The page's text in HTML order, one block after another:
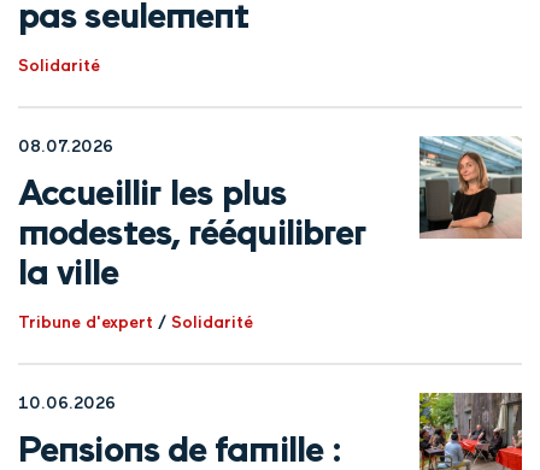
pas seulement
Solidarité
08.07.2026
Accueillir les plus
modestes, rééquilibrer
la ville
Tribune d'expert / Solidarité
10.06.2026
Pensions de famille :